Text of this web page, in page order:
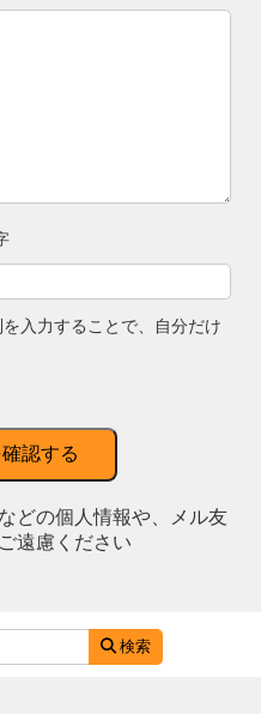
入力することで、自分だけ
認する
どの個人情報や、メル友
遠慮ください
検索